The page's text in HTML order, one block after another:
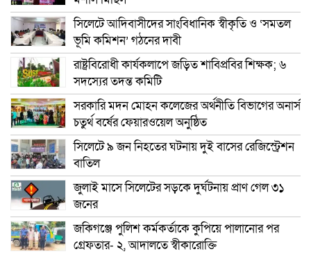
সিলেটে আদিবাসীদের সাংবিধানিক স্বীকৃতি ও ‘সমতল
ভূমি কমিশন’ গঠনের দাবী
রাষ্ট্রবিরোধী কার্যকলাপে জড়িত শাবিপ্রবির শিক্ষক; ৬
সদস্যের তদন্ত কমিটি
সরকারি মদন মোহন কলেজের অর্থনীতি বিভাগের অনার্স
চতুর্থ বর্ষের ফেয়ারওয়েল অনুষ্ঠিত
সিলেটে ৯ জন নিহতের ঘটনায় দুই বাসের রেজিস্ট্রেশন
বাতিল
জুলাই মাসে সিলেটের সড়কে দুর্ঘটনায় প্রাণ গেল ৩১
জনের
জকিগঞ্জে পুলিশ কর্মকর্তাকে কুপিয়ে পালানোর পর
গ্রেফতার- ২, আদালতে স্বীকারোক্তি